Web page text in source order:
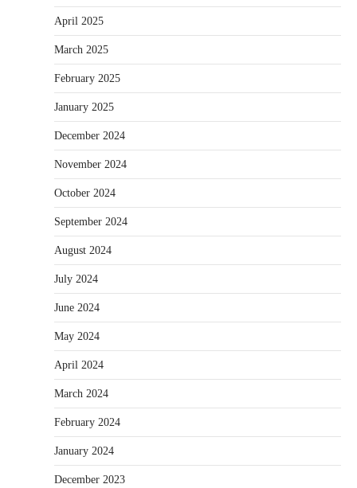
April 2025
March 2025
February 2025
January 2025
December 2024
November 2024
October 2024
September 2024
August 2024
July 2024
June 2024
May 2024
April 2024
March 2024
February 2024
January 2024
December 2023